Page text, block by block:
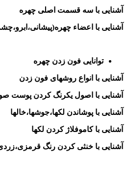
آشنایی با سه قسمت اصلی چهره
آشنایی با اعضاء
توانایی فون زدن چهره
آشنایی با انواع روشهای فون زدن
آشنایی با اصول یکرنگ کردن پوست
آشنایی با پوشاندن لکها،جوشها،خالها
آشنایی با کاموفلاژ کردن لکها
آشنایی با خنثی کردن رنگ